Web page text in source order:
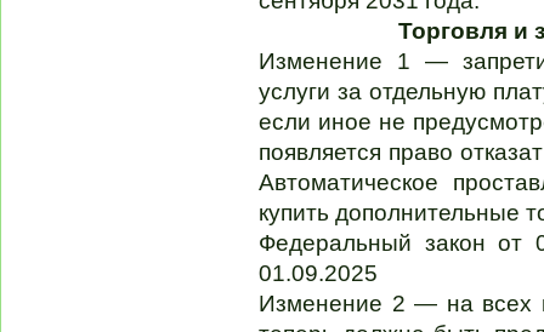
Торговля и
Изменение 1 —
услуги за отдельную
если иное не
появляется право
Автоматическое
купить дополнительные
Федеральный закон
01.09.2025
Изменение 2 — на всех